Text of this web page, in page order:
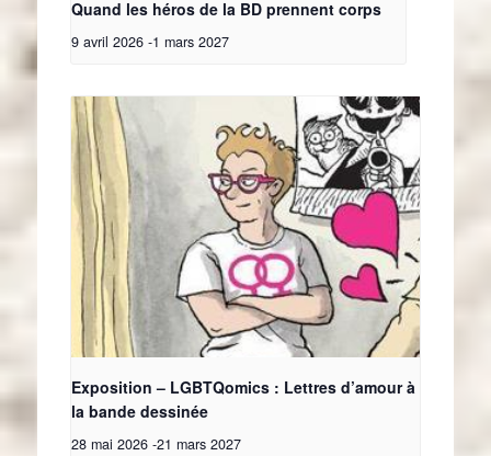
Quand les héros de la BD prennent corps
9 avril 2026 -1 mars 2027
Exposition – LGBTQomics : Lettres d’amour à
la bande dessinée
28 mai 2026 -21 mars 2027